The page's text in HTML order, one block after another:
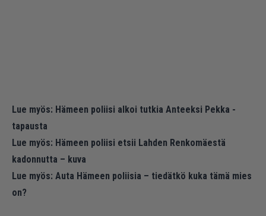
Lue myös: Hämeen poliisi alkoi tutkia Anteeksi Pekka -
tapausta
Lue myös: Hämeen poliisi etsii Lahden Renkomäestä
kadonnutta – kuva
Lue myös: Auta Hämeen poliisia – tiedätkö kuka tämä mies
on?